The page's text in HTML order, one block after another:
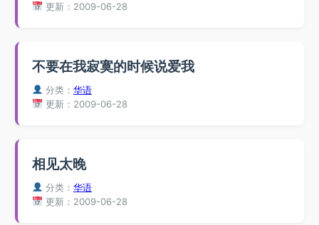
更新：2009-06-28
不要在我寂寞的时候说爱我
分类：华语
更新：2009-06-28
相见太晚
分类：华语
更新：2009-06-28